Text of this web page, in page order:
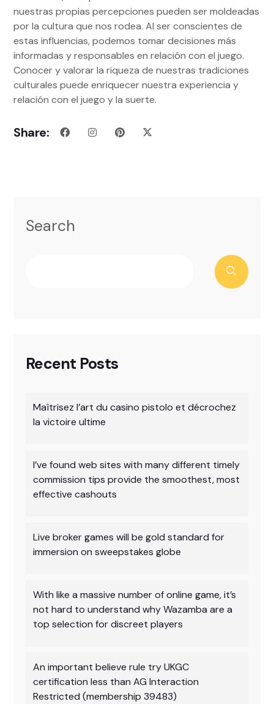
nuestras propias percepciones pueden ser moldeadas
por la cultura que nos rodea. Al ser conscientes de
estas influencias, podemos tomar decisiones más
informadas y responsables en relación con el juego.
Conocer y valorar la riqueza de nuestras tradiciones
culturales puede enriquecer nuestra experiencia y
relación con el juego y la suerte.
Share:
Search
Recent Posts
Maîtrisez l’art du casino pistolo et décrochez
la victoire ultime
I’ve found web sites with many different timely
commission tips provide the smoothest, most
effective cashouts
Live broker games will be gold standard for
immersion on sweepstakes globe
With like a massive number of online game, it’s
not hard to understand why Wazamba are a
top selection for discreet players
An important believe rule try UKGC
certification less than AG Interaction
Restricted (membership 39483)